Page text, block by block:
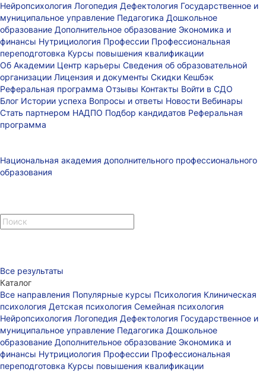
Нейропсихология Логопедия Дефектология Государственное и
муниципальное управление Педагогика Дошкольное
образование Дополнительное образование Экономика и
финансы Нутрициология Профессии Профессиональная
переподготовка Курсы повышения квалификации
Об Академии Центр карьеры Сведения об образовательной
организации Лицензия и документы Скидки Кешбэк
Реферальная программа Отзывы Контакты Войти в СДО
Блог Истории успеха Вопросы и ответы Новости Вебинары
Стать партнером НАДПО Подбор кандидатов Реферальная
программа
Национальная академия дополнительного профессионального
образования
Все результаты
Каталог
Все направления Популярные курсы Психология Клиническая
психология Детская психология Семейная психология
Нейропсихология Логопедия Дефектология Государственное и
муниципальное управление Педагогика Дошкольное
образование Дополнительное образование Экономика и
финансы Нутрициология Профессии Профессиональная
переподготовка Курсы повышения квалификации